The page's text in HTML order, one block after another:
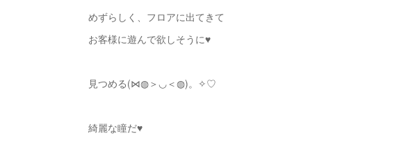
めずらしく、フロアに出てきて
お客様に遊んで欲しそうに♥
見つめる(⋈◍＞◡＜◍)。✧♡
綺麗な瞳だ♥